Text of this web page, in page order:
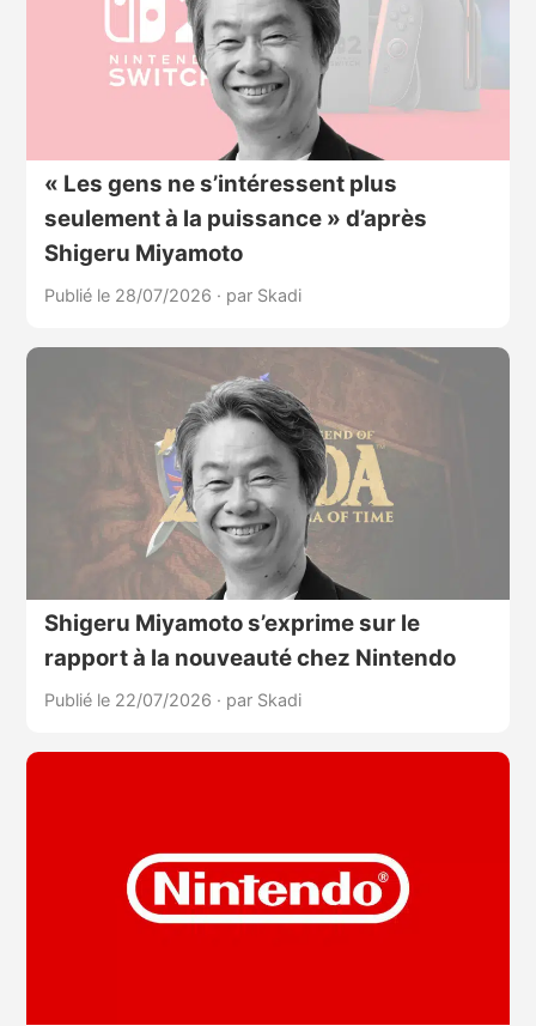
« Les gens ne s’intéressent plus
seulement à la puissance » d’après
Shigeru Miyamoto
Publié le 28/07/2026 · par Skadi
Shigeru Miyamoto s’exprime sur le
rapport à la nouveauté chez Nintendo
Publié le 22/07/2026 · par Skadi